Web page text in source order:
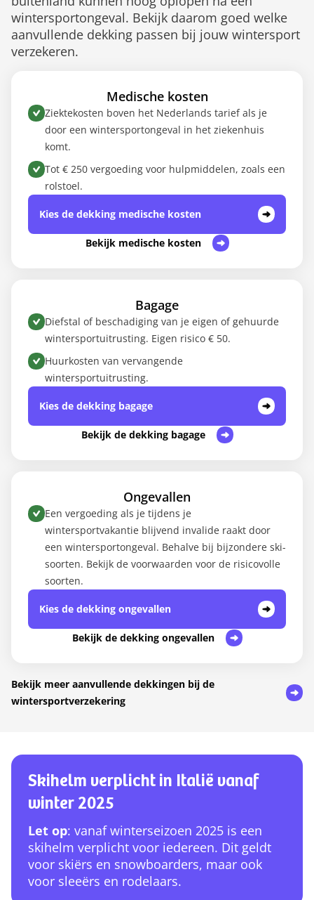
wintersportongeval. Bekijk daarom goed welke
aanvullende dekking passen bij jouw wintersport
verzekeren.
Medische kosten
Ziektekosten boven het Nederlands tarief als je
door een wintersportongeval in het ziekenhuis
komt.
Tot € 250 vergoeding voor hulpmiddelen, zoals een
rolstoel.
Kies de dekking medische kosten
Bekijk medische kosten
Bagage
Diefstal of beschadiging van je eigen of gehuurde
wintersportuitrusting. Eigen risico € 50.
Huurkosten van vervangende
wintersportuitrusting.
Kies de dekking bagage
Bekijk de dekking bagage
Ongevallen
Een vergoeding als je tijdens je
wintersportvakantie blijvend invalide raakt door
een wintersportongeval. Behalve bij bijzondere ski-
soorten. Bekijk de voorwaarden voor de risicovolle
soorten.
Kies de dekking ongevallen
Bekijk de dekking ongevallen
Bekijk meer aanvullende dekkingen bij de
wintersportverzekering
Skihelm verplicht in Italië vanaf
winter 2025
Let op: vanaf winterseizoen 2025 is een
skihelm verplicht voor iedereen. Dit geldt
voor skiërs en snowboarders, maar ook
voor sleeërs en rodelaars.